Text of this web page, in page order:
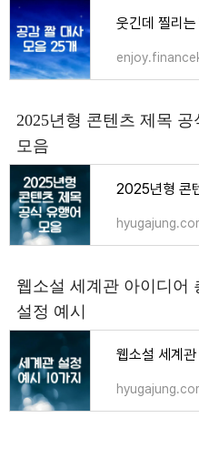
2025년형 콘텐츠 제목
모음
웹소설 세계관 아이디어
설정 예시